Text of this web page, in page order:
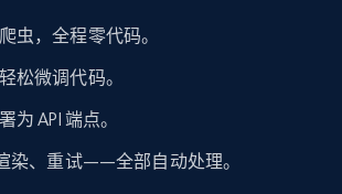
虫，全程零代码。
松微调代码。
为 API 端点。
染、重试——全部自动处理。